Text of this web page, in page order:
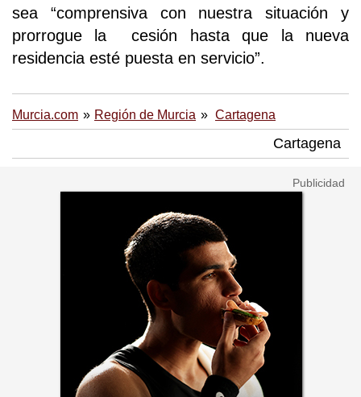
sea “comprensiva con nuestra situación y
prorrogue la cesión hasta que la nueva
residencia esté puesta en servicio”.
Murcia.com Región de Murcia Cartagena
Cartagena